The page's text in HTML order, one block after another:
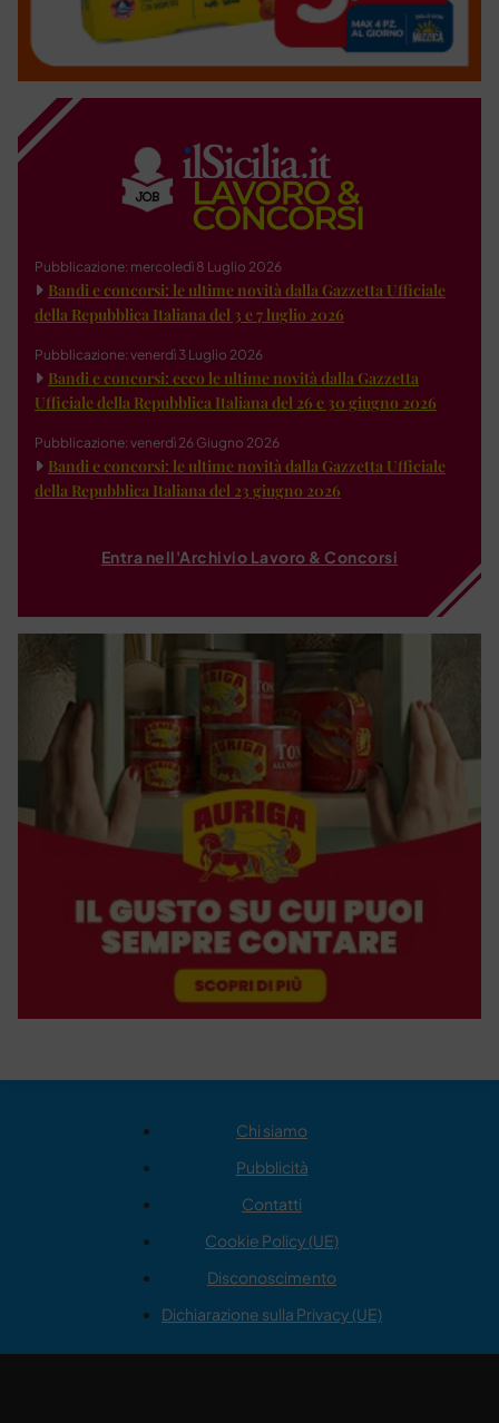
Pubblicazione: mercoledì 8 Luglio 2026
Bandi e concorsi: le ultime novità dalla Gazzetta Ufficiale
della Repubblica Italiana del 3 e 7 luglio 2026
Pubblicazione: venerdì 3 Luglio 2026
Bandi e concorsi: ecco le ultime novità dalla Gazzetta
Ufficiale della Repubblica Italiana del 26 e 30 giugno 2026
Pubblicazione: venerdì 26 Giugno 2026
Bandi e concorsi: le ultime novità dalla Gazzetta Ufficiale
della Repubblica Italiana del 23 giugno 2026
Entra nell'Archivio Lavoro & Concorsi
Chi siamo
Pubblicità
Contatti
Cookie Policy (UE)
Disconoscimento
Dichiarazione sulla Privacy (UE)